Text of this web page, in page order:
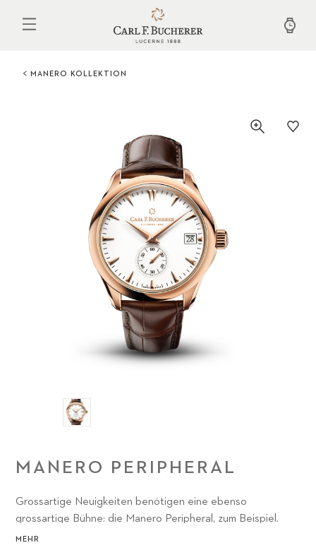
MANERO KOLLEKTION
MANERO PERIPHERAL
Grossartige Neuigkeiten benötigen eine ebenso
grossartige Bühne: die Manero Peripheral, zum Beispiel.
Denn sie vereinigt all das, was die Manufaktur Carl F.
MEHR